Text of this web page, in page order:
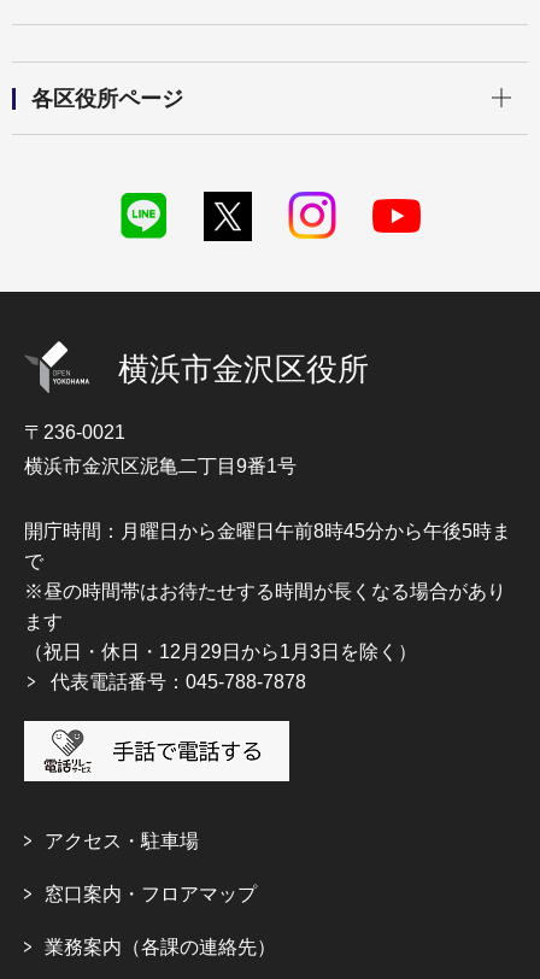
各区役所ページ
横浜市金沢区役所
〒236-0021
横浜市金沢区泥亀二丁目9番1号
開庁時間：月曜日から金曜日午前8時45分から午後5時ま
で
※昼の時間帯はお待たせする時間が長くなる場合があり
ます
（祝日・休日・12月29日から1月3日を除く）
代表電話番号：045-788-7878
アクセス・駐車場
窓口案内・フロアマップ
業務案内（各課の連絡先）